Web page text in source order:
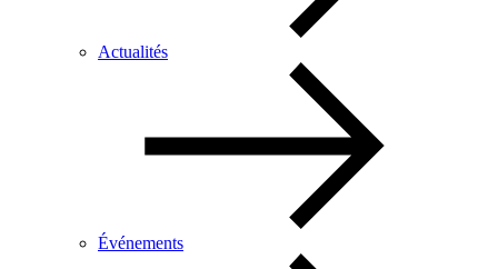
Actualités
Événements